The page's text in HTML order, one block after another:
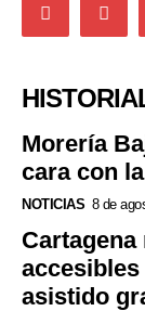
Morería
cara con
NOTICIAS 8 de
asistido